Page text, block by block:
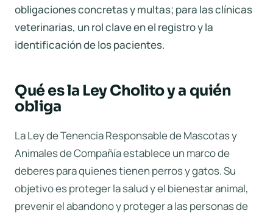
obligaciones concretas y multas; para las clínicas
veterinarias, un rol clave en el registro y la
identificación de los pacientes.
Qué es la Ley Cholito y a quién
obliga
La Ley de Tenencia Responsable de Mascotas y
Animales de Compañía establece un marco de
deberes para quienes tienen perros y gatos. Su
objetivo es proteger la salud y el bienestar animal,
prevenir el abandono y proteger a las personas de